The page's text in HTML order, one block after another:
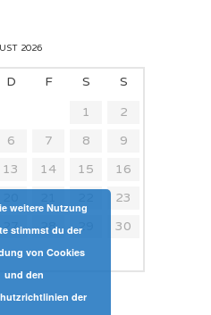
2026
D F S
S
1
2
6 7 8
9
13 14 15
16
23
27 28 29
30
weitere Nutzung
stimmst du der
von Cookies
und den
der